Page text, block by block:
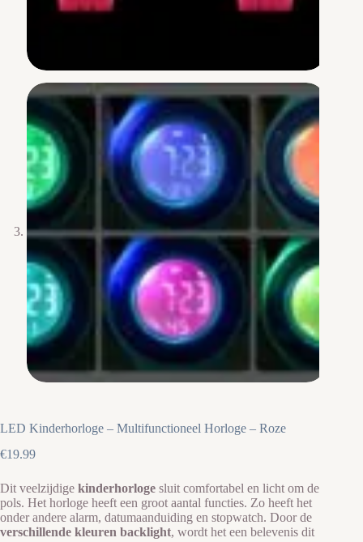
LED Kinderhorloge – Multifunctioneel Horloge – Roze
€19.99
Dit veelzijdige kinderhorloge sluit comfortabel en licht om de
pols. Het horloge heeft een groot aantal functies. Zo heeft het
onder andere alarm, datumaanduiding en stopwatch. Door de
verschillende kleuren backlight, wordt het een belevenis dit